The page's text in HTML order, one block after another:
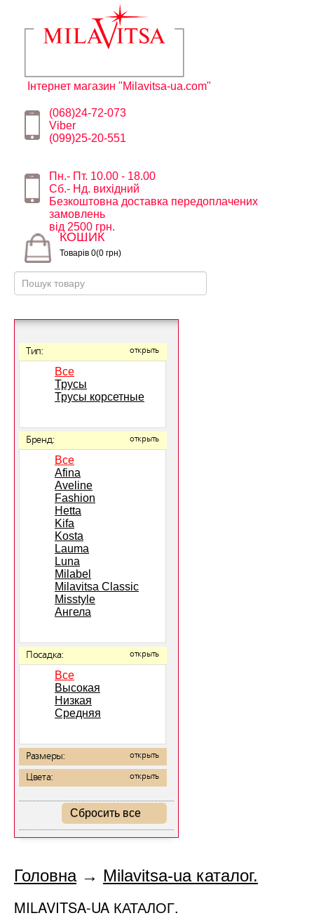
Інтернет магазин "Milavitsa-ua.com"
(068)24-72-073
Viber
(099)25-20-551
Пн.- Пт. 10.00 - 18.00
Сб.- Нд. вихідний
Безкоштовна доставка передоплачених
замовлень
від 2500 грн.
КОШИК
Товарів 0(0 грн)
Тип: открыть
Все
Трусы
Трусы корсетные
Бренд: открыть
Все
Afina
Aveline
Fashion
Hetta
Kifa
Kosta
Lauma
Luna
Milabel
Milavitsa Classic
Misstyle
Ангела
Посадка: открыть
Все
Высокая
Низкая
Средняя
Размеры: открыть
Цвета: открыть
Сбросить все
Головна→ Milavitsa-ua каталог.
MILAVITSA-UA КАТАЛОГ.